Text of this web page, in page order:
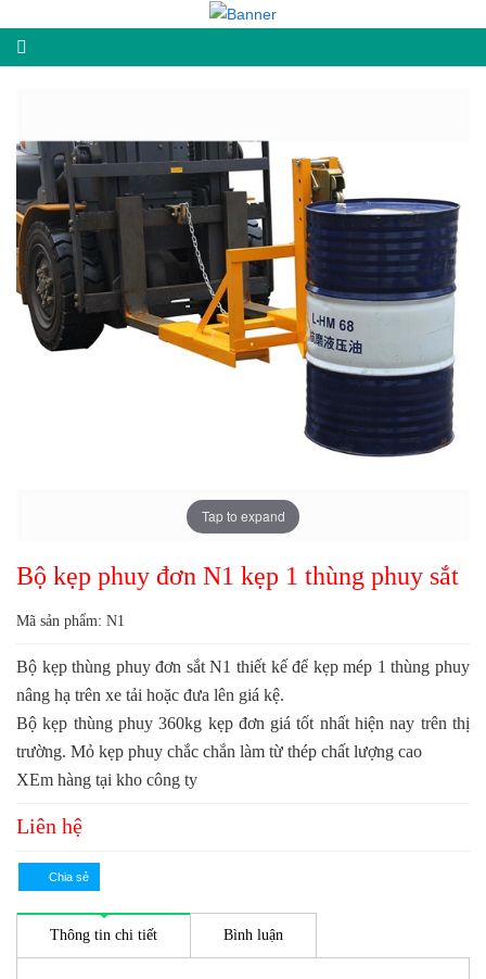
Tap to expand
Bộ kẹp phuy đơn N1 kẹp 1 thùng phuy sắt
Mã sản phẩm: N1
Bộ kẹp thùng phuy đơn sắt N1 thiết kế để kẹp mép 1 thùng phuy
nâng hạ trên xe tải hoặc đưa lên giá kệ.
Bộ kẹp thùng phuy 360kg kẹp đơn giá tốt nhất hiện nay trên thị
trường. Mỏ kẹp phuy chắc chắn làm từ thép chất lượng cao
XEm hàng tại kho công ty
Liên hệ
Thông tin chi tiết Bình luận